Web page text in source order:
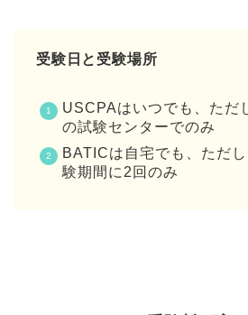
受験日と受験場所
USCPAはいつでも、ただ
の試験センターでのみ
BATICは自宅でも、ただ
験期間に2回のみ